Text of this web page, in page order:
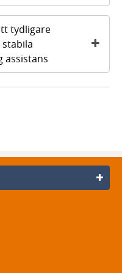
tydligare
assistans